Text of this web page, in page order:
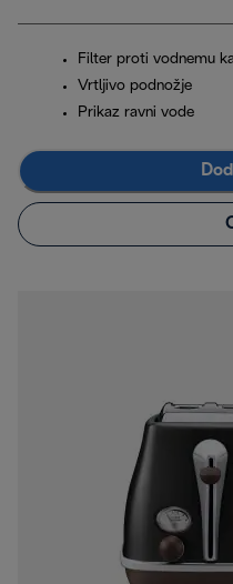
Filter proti vodnemu
Vrtljivo podnožje
Prikaz ravni vode